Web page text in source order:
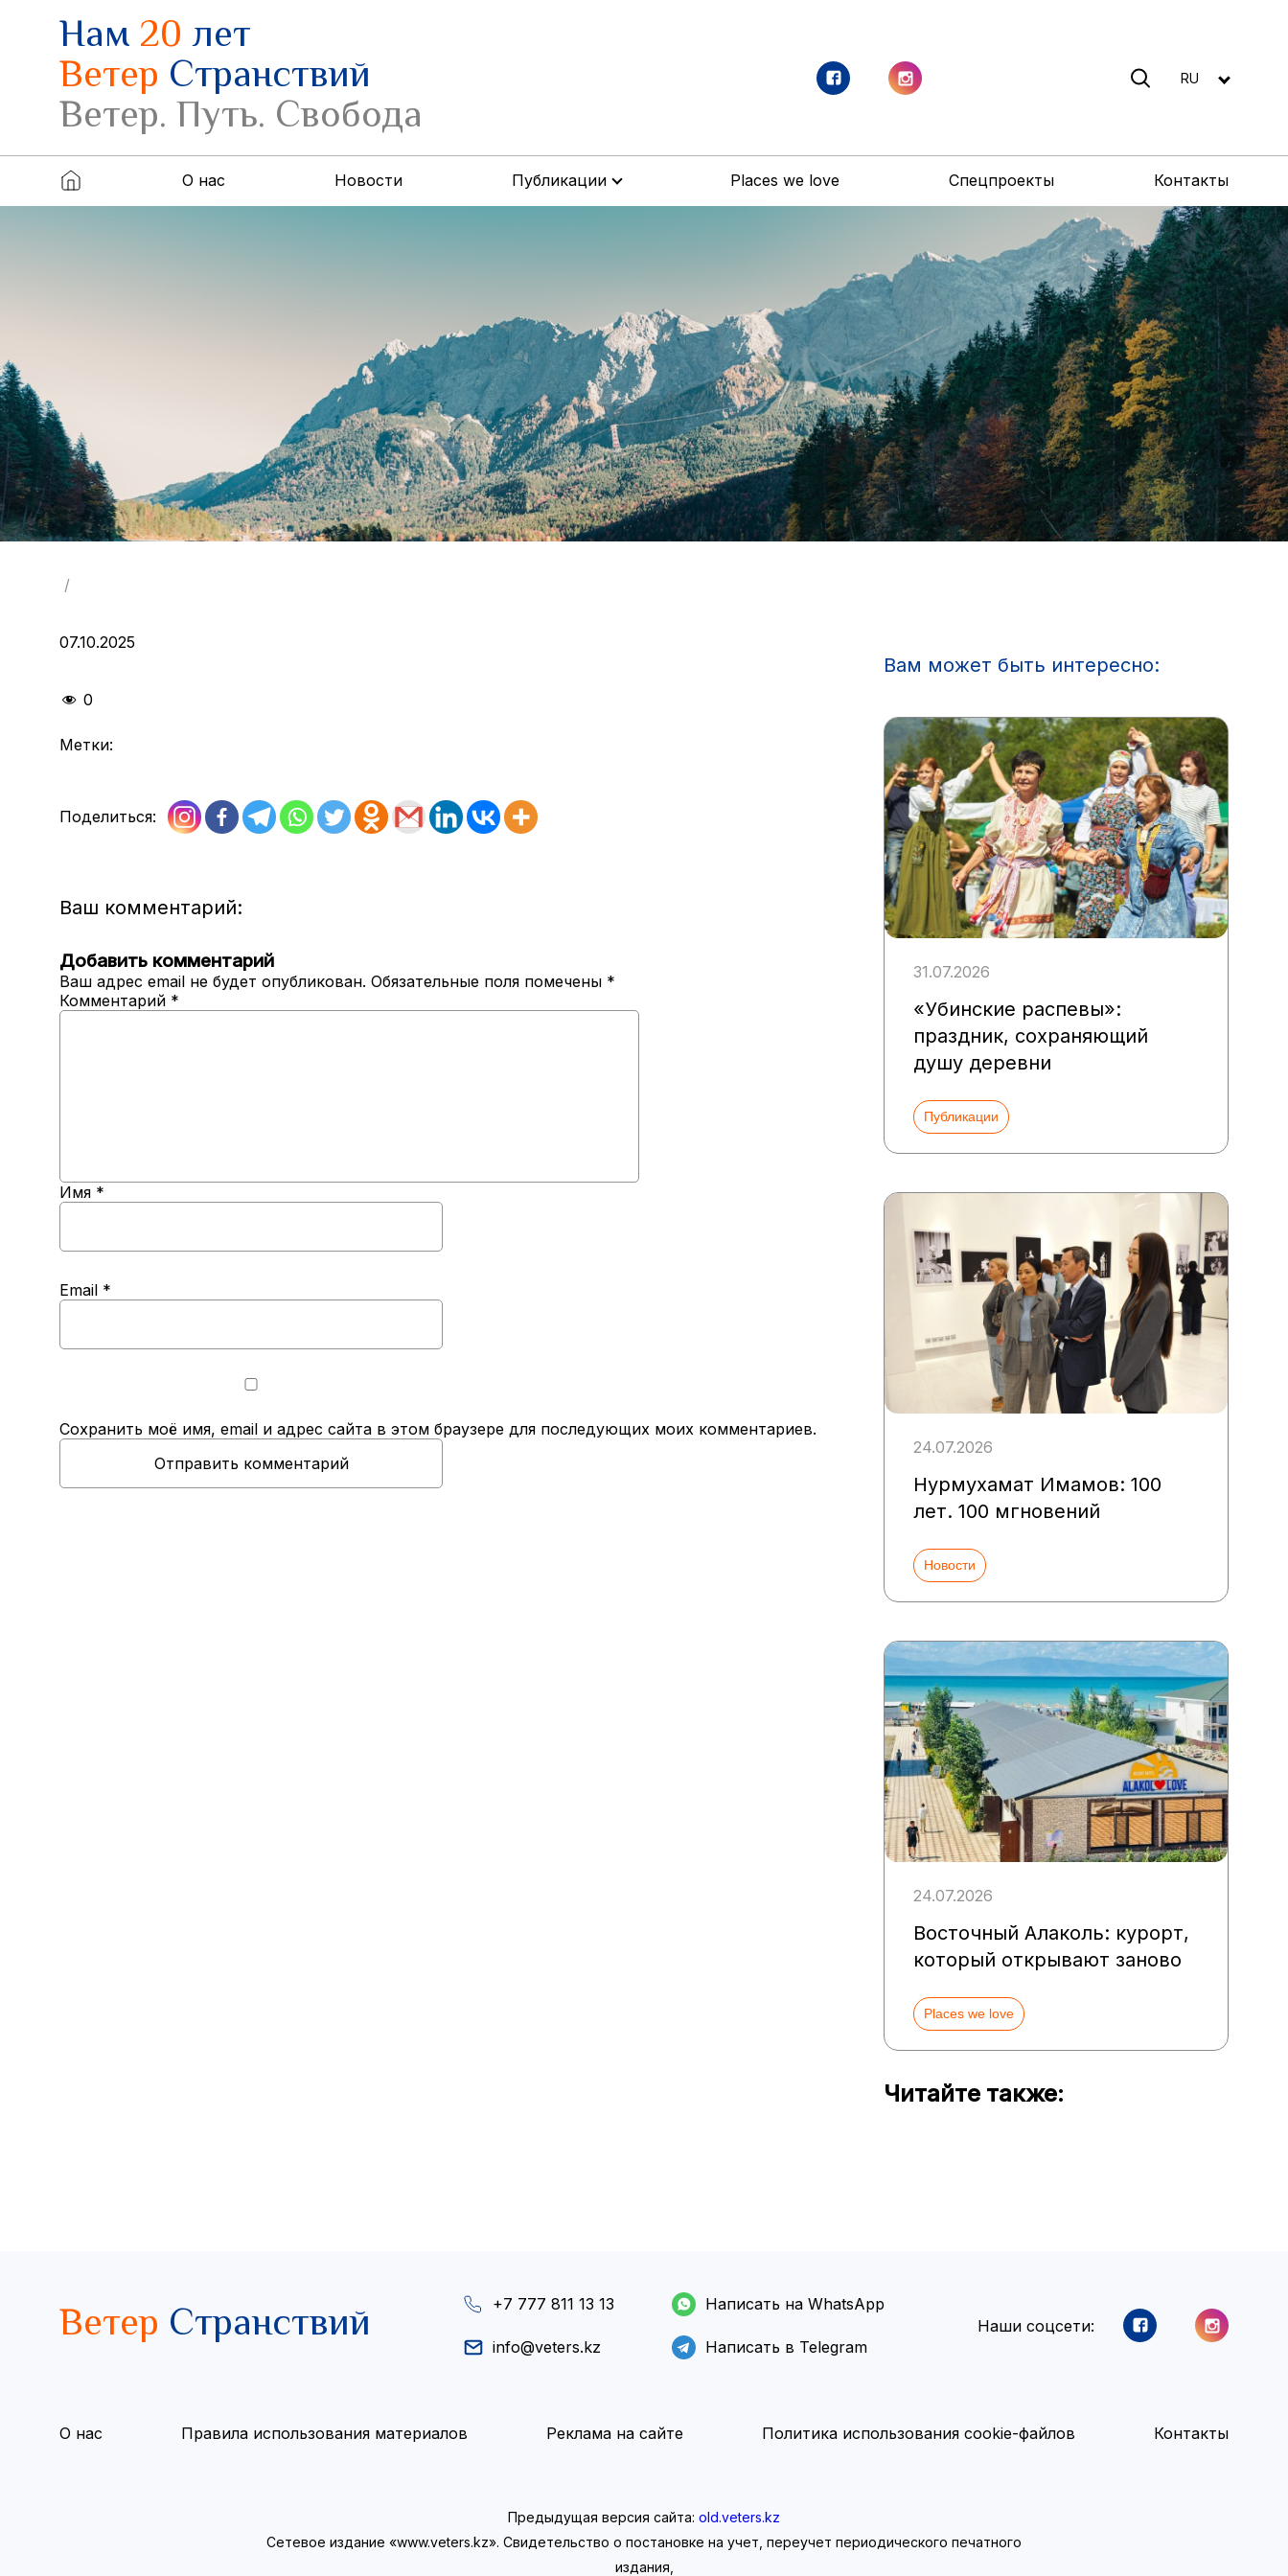
Нам20лет
Ветер Странствий
Ветер. Путь. Свобода
RU
О нас Новости Публикации Places we love Спецпроекты Контакты
/
07.10.2025
0
Метки:
Поделиться:
Ваш комментарий:
Добавить комментарий
Ваш адрес email не будет опубликован. Обязательные поля помечены *
Комментарий *
Имя *
Email *
Сохранить моё имя, email и адрес сайта в этом браузере для последующих моих комментариев.
Вам может быть интересно:
31.07.2026
«Убинские распевы»:
праздник, сохраняющий
душу деревни
Публикации
24.07.2026
Нурмухамат Имамов: 100
лет. 100 мгновений
Новости
24.07.2026
Восточный Алаколь: курорт,
который открывают заново
Places we love
Читайте также:
Ветер Странствий +7 777 811 13 13
info@veters.kz
Написать на WhatsApp
Написать в Telegram
Наши соцсети:
О нас Правила использования материалов Реклама на сайте Политика использования cookie-файлов Контакты
Предыдущая версия сайта: old.veters.kz
Сетевое издание «www.veters.kz». Свидетельство о постановке на учет, переучет периодического печатного
издания,